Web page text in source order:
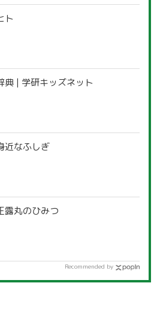
ト
典 | 学研キッズネット
近なふしぎ
露丸のひみつ
Recommended by